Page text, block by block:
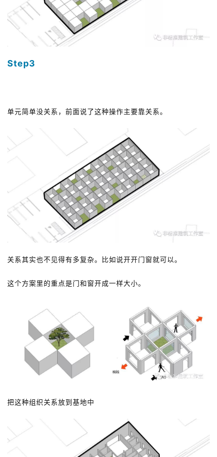
建
城
Step3
单元简单没关系，前面说了这种操作主要靠关系。
关系其实也不见得有多复杂。比如说开开门窗就可以。
这个方案里的重点是门和窗开成一样大小。
把这种组织关系放到基地中